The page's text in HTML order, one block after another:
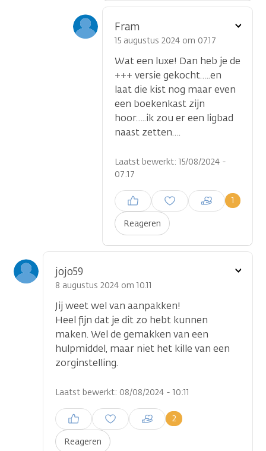
Fram
15 augustus 2024 om 07.17
Wat een luxe! Dan heb je de
+++ versie gekocht…..en
laat die kist nog maar even
een boekenkast zijn
hoor…..ik zou er een ligbad
naast zetten….
Laatst bewerkt: 15/08/2024 -
07:17
Reageren
1
Inloggen om een reactie te
plaatsen
Toon
jojo59
8 augustus 2024 om 10.11
Jij weet wel van aanpakken!
Heel fijn dat je dit zo hebt kunnen
maken. Wel de gemakken van een
hulpmiddel, maar niet het kille van een
zorginstelling.
Laatst bewerkt: 08/08/2024 - 10:11
Reageren
2
Inloggen om een reactie te
plaatsen
Toon